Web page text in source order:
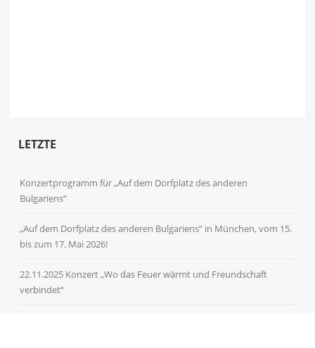
LETZTE
Konzertprogramm für „Auf dem Dorfplatz des anderen
Bulgariens“
„Auf dem Dorfplatz des anderen Bulgariens“ in München, vom 15.
bis zum 17. Mai 2026!
22.11.2025 Konzert „Wo das Feuer wärmt und Freundschaft
verbindet“